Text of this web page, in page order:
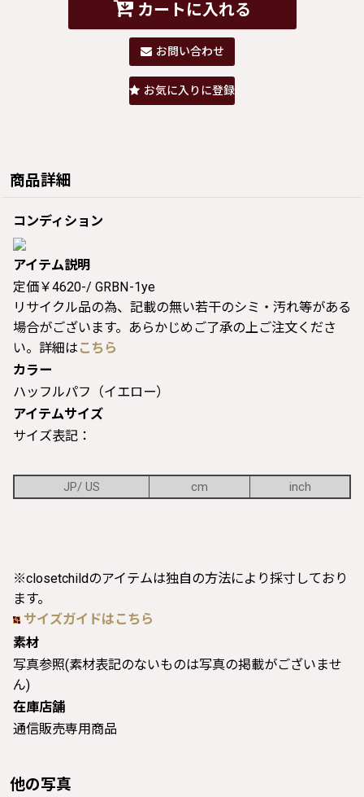
カートに入れる
お問い合わせ
お気に入りに登録
商品詳細
コンディション
アイテム説明
定価￥4620-/ GRBN-1ye
リサイクル品の為、記載の無い若干のシミ・汚れ等がある
場合がございます。あらかじめご了承の上ご注文くださ
い。詳細は こちら
カラー
ハッフルパフ（イエロー）
アイテムサイズ
サイズ表記：
JP/ US cm inch
※closetchildのアイテムは独自の方法により採寸しており
ます。
サイズガイドはこちら
素材
写真参照(素材表記のないものは写真の掲載がございませ
ん)
在庫店舗
通信販売専用商品
他の写真